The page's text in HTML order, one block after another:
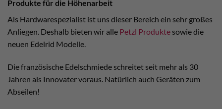
Produkte für die Höhenarbeit
Als Hardwarespezialist ist uns dieser Bereich ein sehr großes
Anliegen. Deshalb bieten wir alle Petzl Produkte sowie die
neuen Edelrid Modelle.
Die französische Edelschmiede schreitet seit mehr als 30
Jahren als Innovater voraus. Natürlich auch Geräten zum
Abseilen!